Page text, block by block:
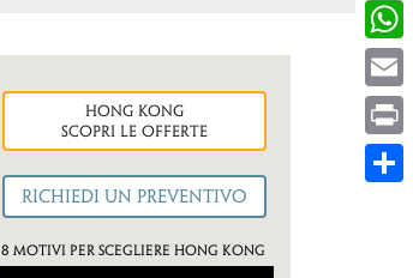
hong kong
Scopri le OFFERTE
8 motivi per scegliere Hong Kong